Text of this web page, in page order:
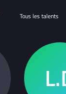
Tous les talents